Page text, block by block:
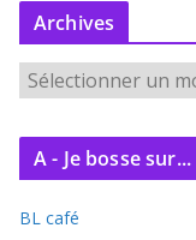
Archives
c
v
A - Je bosse sur...
BL café